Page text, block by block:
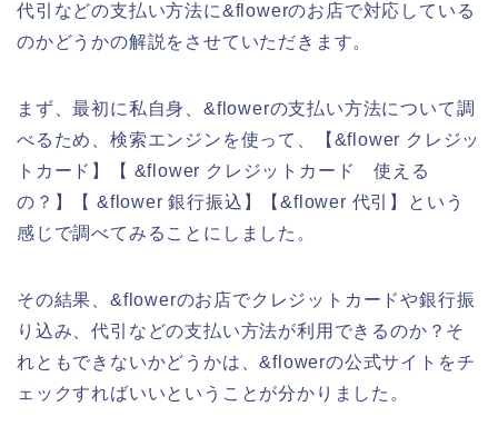
代引などの支払い方法に&flowerのお店で対応している
のかどうかの解説をさせていただきます。
まず、最初に私自身、&flowerの支払い方法について調
べるため、検索エンジンを使って、【&flower クレジッ
トカード】【 &flower クレジットカード 使える
の？】【 &flower 銀行振込】【&flower 代引】という
感じで調べてみることにしました。
その結果、&flowerのお店でクレジットカードや銀行振
り込み、代引などの支払い方法が利用できるのか？そ
れともできないかどうかは、&flowerの公式サイトをチ
ェックすればいいということが分かりました。